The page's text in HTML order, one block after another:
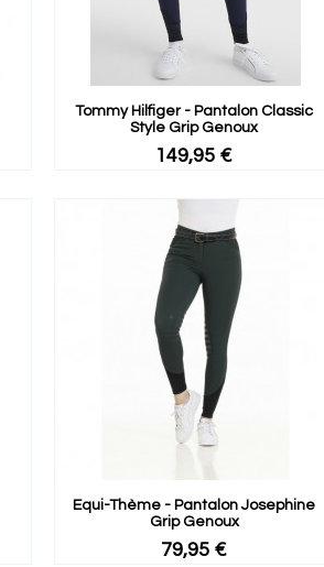
Tommy Hilfiger - Pantalon Classic
Style Grip Genoux
149,95 €
Equi-Thème - Pantalon Josephine
Grip Genoux
79,95 €